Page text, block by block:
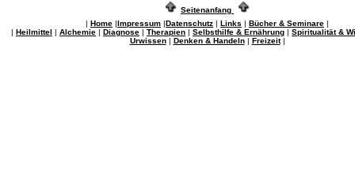
Seitenanfang
| Home |Impressum |Datenschutz | Links | Bücher & Seminare |
| Heilmittel | Alchemie | Diagnose | Therapien | Selbsthilfe & Ernährung | Spiritualität &
Urwissen| Denken & Handeln| Freizeit|